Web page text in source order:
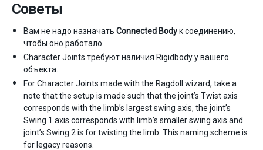
Советы
Вам не надо назначать Connected Bodyк соединению,
чтобы оно работало.
Character Joints требуют наличия Rigidbody у вашего
объекта.
For Character Joints made with the Ragdoll wizard, take a
note that the setup is made such that the joint’s Twist axis
corresponds with the limb’s largest swing axis, the joint’s
Swing 1 axis corresponds with limb’s smaller swing axis and
joint’s Swing 2 is for twisting the limb. This naming scheme is
for legacy reasons.